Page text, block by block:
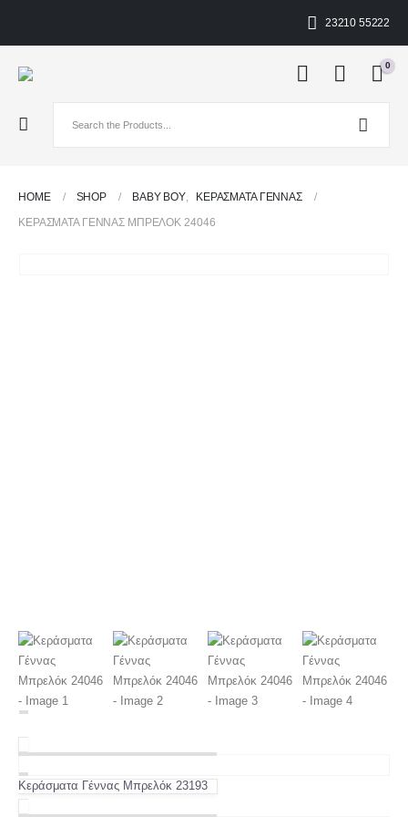
23210 55222
0
HOME SHOP ΒΑΒΥ ΒΟΥ,
ΚΕΡΆΣΜΑΤΑ ΓΈΝΝΑΣ
ΚΕΡΆΣΜΑΤΑ ΓΈΝΝΑΣ ΜΠΡΕΛΌΚ 24046
Κεράσματα Γέννας Μπρελόκ 23193